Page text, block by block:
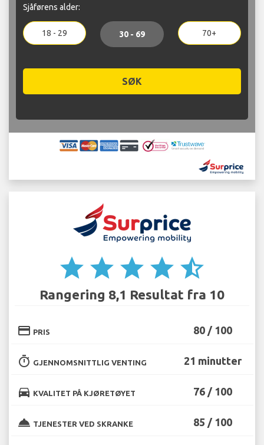
Sjåførens alder:
18 - 29 30 - 69 70+
SØK
star star star star star_half
Rangering 8,1 Resultat fra 10
credit_card PRIS 80 / 100
timer GJENNOMSNITTLIG VENTING 21 minutter
directions_car KVALITET PÅ KJØRETØYET 76 / 100
room_service TJENESTER VED SKRANKE 85 / 100